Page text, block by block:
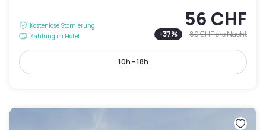
Kostenlose Stornierung
Zahlung im Hotel
56 CHF
-37% 89 CHFpro Nacht
10h - 18h